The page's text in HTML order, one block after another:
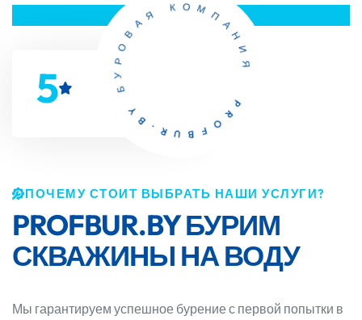
P
R
O
F
B
U
R
.
B
Y
Б
УРО В А Я
КО
М
П
И
Я
5
ПОЧЕМУ СТОИТ ВЫБРАТЬ НАШИ УСЛУГИ?
PROFBUR.BYБУРИМ
СКВАЖИНЫ НА ВОДУ
Мы гарантируем успешное бурение с первой попытки в